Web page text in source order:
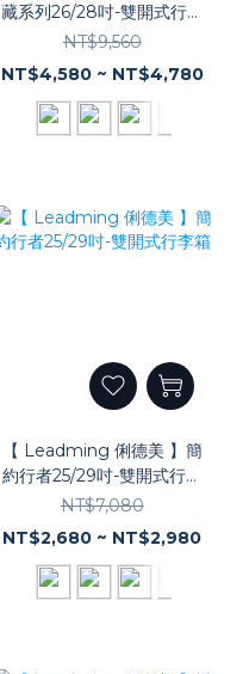
藏系列26/28吋-雙開式行李
箱
NT$9,560
NT$4,580 ~ NT$4,780
【 Leadming 俐德美 】簡
約行者25/29吋-雙開式行李
箱
NT$7,080
NT$2,680 ~ NT$2,980